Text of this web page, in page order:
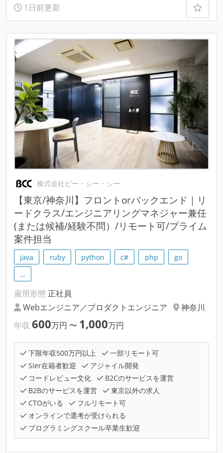
1日前更新
株式会社ビー・シー・シー
【東京/神奈川】フロントorバックエンド｜リ
ードクラス/エンジニアリングマネジャー兼任
(または候補/経験不問）/リモート可/プライム
案件担当
java ruby python c# php
go
…
雇用形態 正社員
Webエンジニア／プロダクトエンジニア
神奈川
年収 600万円 〜 1,000万円
下限年収500万円以上
一部リモート可
SIer在籍者歓迎
アジャイル開発
コードレビュー文化
B2Cのサービスを運営
B2Bのサービスを運営
東京以外の求人
CTOがいる
フルリモート可
オンラインで選考が受けられる
プログラミングスクール卒業生歓迎